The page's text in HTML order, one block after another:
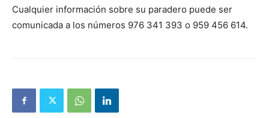
Cualquier información sobre su paradero puede ser
comunicada a los números 976 341 393 o 959 456 614.